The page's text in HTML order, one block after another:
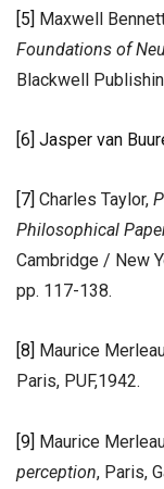
[5] Maxwell
Foundations of
Blackwell
[6] Jasper van
[7] Charles Taylor,
Philosophical
Cambridge / New
pp. 117-138.
[8] Maurice
Paris, PUF,1942.
[9] Maurice
perception, Paris,